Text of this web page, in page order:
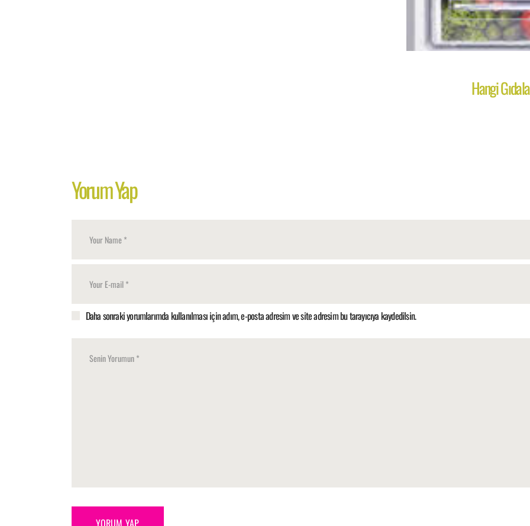
Hangi
Yorum Yap
Daha sonraki yorumlarımda kullanılması için adım, e-posta adresim ve site adresim bu tarayıcıya kaydedilsin.